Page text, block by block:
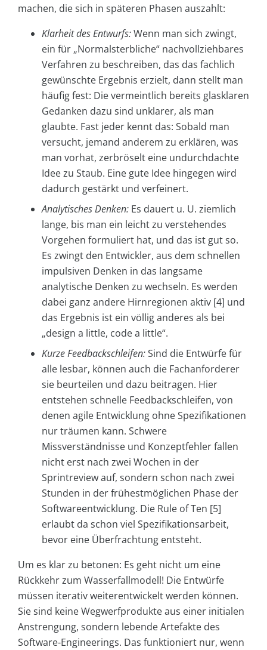
machen, die sich in späteren Phasen auszahlt:
Klarheit des Entwurfs:Wenn man sich zwingt,
ein für „Normalsterbliche“ nachvollziehbares
Verfahren zu beschreiben, das das fachlich
gewünschte Ergebnis erzielt, dann stellt man
häufig fest: Die vermeintlich bereits glasklaren
Gedanken dazu sind unklarer, als man
glaubte. Fast jeder kennt das: Sobald man
versucht, jemand anderem zu erklären, was
man vorhat, zerbröselt eine undurchdachte
Idee zu Staub. Eine gute Idee hingegen wird
dadurch gestärkt und verfeinert.
Analytisches Denken: Es dauert u. U. ziemlich
lange, bis man ein leicht zu verstehendes
Vorgehen formuliert hat, und das ist gut so.
Es zwingt den Entwickler, aus dem schnellen
impulsiven Denken in das langsame
analytische Denken zu wechseln. Es werden
dabei ganz andere Hirnregionen aktiv [4] und
das Ergebnis ist ein völlig anderes als bei
„design a little, code a little“.
Kurze Feedbackschleifen:Sind die Entwürfe für
alle lesbar, können auch die Fachanforderer
sie beurteilen und dazu beitragen. Hier
entstehen schnelle Feedbackschleifen, von
denen agile Entwicklung ohne Spezifikationen
nur träumen kann. Schwere
Missverständnisse und Konzeptfehler fallen
nicht erst nach zwei Wochen in der
Sprintreview auf, sondern schon nach zwei
Stunden in der frühestmöglichen Phase der
Softwareentwicklung. Die Rule of Ten [5]
erlaubt da schon viel Spezifikationsarbeit,
bevor eine Überfrachtung entsteht.
Um es klar zu betonen: Es geht nicht um eine
Rückkehr zum Wasserfallmodell! Die Entwürfe
müssen iterativ weiterentwickelt werden können.
Sie sind keine Wegwerfprodukte aus einer initialen
Anstrengung, sondern lebende Artefakte des
Software-Engineerings. Das funktioniert nur, wenn